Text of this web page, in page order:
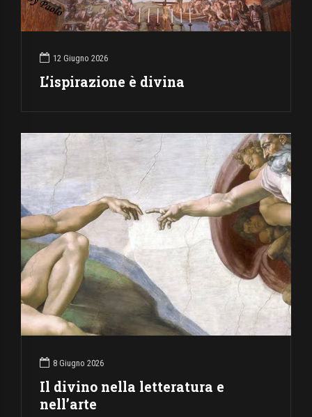
12 Giugno 2026
L’ispirazione è divina
8 Giugno 2026
Il divino nella letteratura e
nell’arte